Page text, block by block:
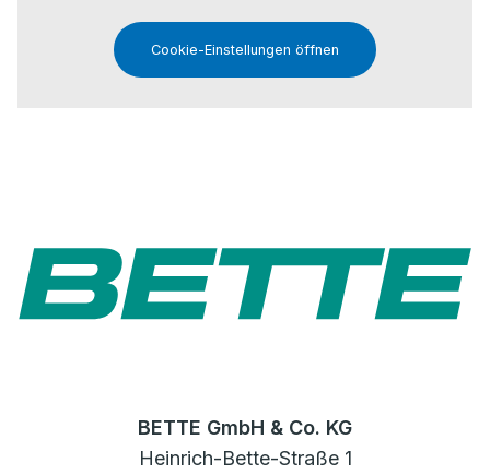
Cookie-Einstellungen öffnen
BETTE GmbH & Co. KG
Heinrich-Bette-Straße 1